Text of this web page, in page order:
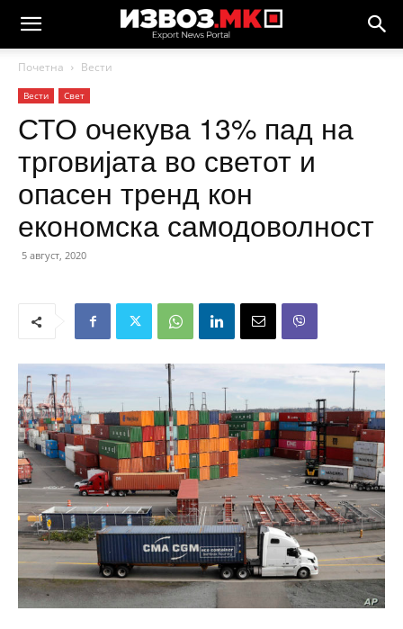
Почетна Вести
Вести Свет
СТО очекува 13% пад на
трговијата во светот и
опасен тренд кон
економска самодоволност
5 август, 2020